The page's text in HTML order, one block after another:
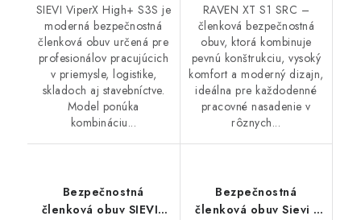
SIEVI ViperX High+ S3S je
moderná bezpečnostná
členková obuv určená pre
profesionálov pracujúcich
v priemysle, logistike,
skladoch aj stavebníctve.
Model ponúka
kombináciu...
RAVEN XT S1 SRC –
členková bezpečnostná
obuv, ktorá kombinuje
pevnú konštrukciu, vysoký
komfort a moderný dizajn,
ideálna pre každodenné
pracovné nasadenie v
rôznych...
Bezpečnostná
členková obuv SIEVI -
Bezpečnostná
členková obuv Sievi -